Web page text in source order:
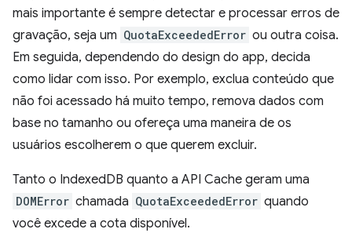
mais importante é sempre detectar e processar erros de
gravação, seja um QuotaExceededError ou outra coisa.
Em seguida, dependendo do design do app, decida
como lidar com isso. Por exemplo, exclua conteúdo que
não foi acessado há muito tempo, remova dados com
base no tamanho ou ofereça uma maneira de os
usuários escolherem o que querem excluir.
Tanto o IndexedDB quanto a API Cache geram uma
DOMError chamada QuotaExceededError quando
você excede a cota disponível.